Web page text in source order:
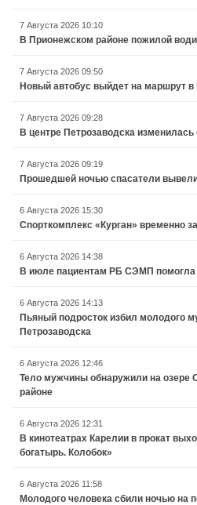
7 Августа 2026 10:10
В Прионежском районе пожилой
7 Августа 2026 09:50
Новый автобус выйдет на маршрут в
7 Августа 2026 09:28
В центре Петрозаводска
7 Августа 2026 09:19
Прошедшей ночью спасатели
6 Августа 2026 15:30
Спорткомплекс «Курган» временно
6 Августа 2026 14:38
В июле пациентам РБ СЭМП помогла
6 Августа 2026 14:13
Пьяный подросток избил молодого
Петрозаводска
6 Августа 2026 12:46
Тело мужчины обнаружили на озере
районе
6 Августа 2026 12:31
В кинотеатрах Карелии в прокат
богатырь. Колобок»
6 Августа 2026 11:58
Молодого человека сбили ночью на